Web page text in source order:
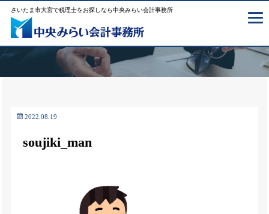
さいたま市大宮で税理士をお探しなら中央みらい会計事務所
2022.08.19
soujiki_man